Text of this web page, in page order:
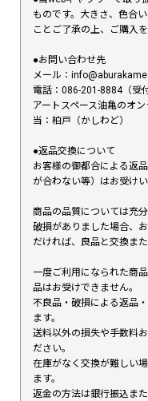
ものです。大きさ、色合
ことご了承の上、ご購入
●お問い合わせ先
メール：
電話：086-201-8884（受
アートスペース油亀のオ
当：柏戸（かしわど）
●返品交換について
お客様の御都合による返
が合わない等）はお受け
商品の品質については充
破損がありました場合、
だければ、良品と交換ま
一度ご利用になられた商
品はお受けできません。
不良品・破損による返品
ます。
送料以外の損失や手数料
ださい。
在庫がなく交換が難しい
ます。
返金の方法は銀行振込ま